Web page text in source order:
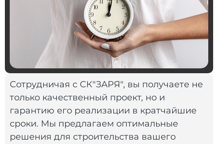
Сотрудничая с СК"ЗАРЯ", вы получаете не
только качественный проект, но и
гарантию его реализации в кратчайшие
сроки. Мы предлагаем оптимальные
решения для строительства вашего